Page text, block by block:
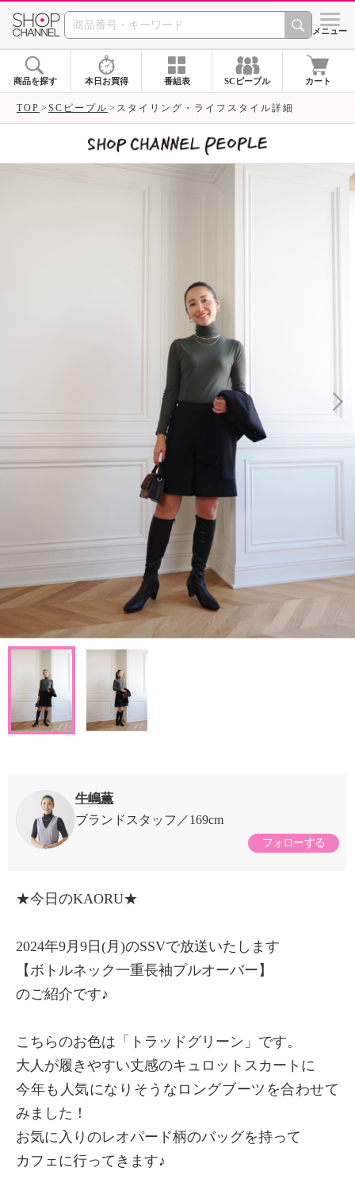
SHOP CHANNEL シメニュー
商品を探す 本日お買得 番組表 SCピープル カート
TOP SCピープル スタイリング・ライフスタイル詳細
牛嶋薫
ブランドスタッフ
169cm
フォローする
★今日のKAORU★
2024年9月9日(月)のSSVで放送いたします
【ボトルネック一重長袖プルオーバー】
のご紹介です♪
こちらのお色は「トラッドグリーン」です。
大人が履きやすい丈感のキュロットスカートに
今年も人気になりそうなロングブーツを合わせて
みました！
お気に入りのレオパード柄のバッグを持って
カフェに行ってきます♪